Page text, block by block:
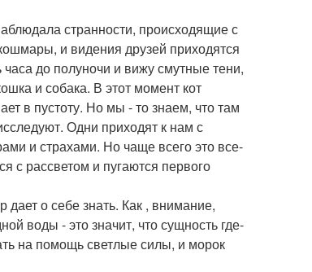
странности, происходящие с
и видения друзей приходятся
до полуночи и вижу смутные тени,
и собака. В этот момент кот
в пустоту. Но мы - то знаем, что там
Одни приходят к нам с
и страхами. Но чаще всего это все-
с рассветом и пугаются первого
о себе знать. Как , внимание,
воды - это значит, что сущность где-
на помощь светлые силы, и морок